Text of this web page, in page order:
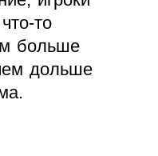
то
больше
дольше